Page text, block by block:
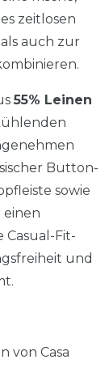
zeitlosen
als auch zur
55% Leinen
Button-
sowie
einen
Fit-
und
von Casa